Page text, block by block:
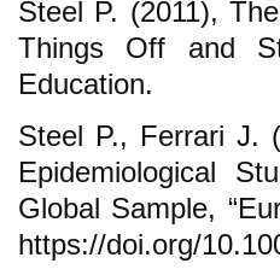
Steel P. (2011),
Things Off and
Education.
Steel P., Ferrari J.
Epidemiological
Global Sample,
https://doi.org/